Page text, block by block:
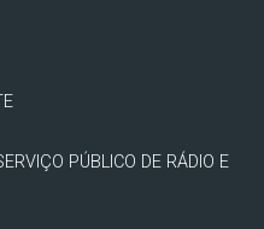
PÚBLICO DE RÁDIO E